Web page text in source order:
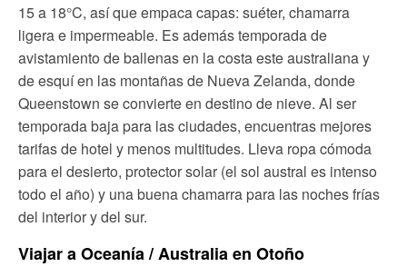
15 a 18°C, así que empaca capas: suéter, chamarra
ligera e impermeable. Es además temporada de
avistamiento de ballenas en la costa este australiana y
de esquí en las montañas de Nueva Zelanda, donde
Queenstown se convierte en destino de nieve. Al ser
temporada baja para las ciudades, encuentras mejores
tarifas de hotel y menos multitudes. Lleva ropa cómoda
para el desierto, protector solar (el sol austral es intenso
todo el año) y una buena chamarra para las noches frías
del interior y del sur.
Viajar a Oceanía / Australia en Otoño